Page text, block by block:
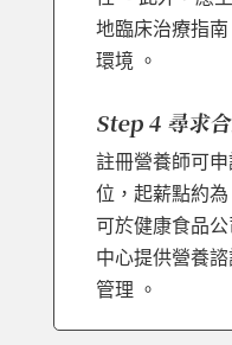
地臨床治療指
環境 。
Step 4 尋求
註冊營養師可
位，起薪點約為
可於健康食品
中心提供營養
管理 。